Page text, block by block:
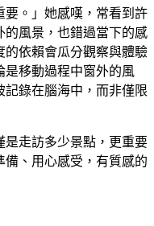
要。」她感嘆，常看到許
的風景，也錯過當下的感
的依賴會瓜分觀察與體驗
是移動過程中窗外的風
錄在腦海中，而非僅限
是走訪多少景點，更重要
備、用心感受，有質感的